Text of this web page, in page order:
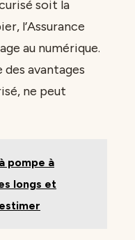
soit la
l’Assurance
au numérique.
avantages
ne peut
pompe à
longs et